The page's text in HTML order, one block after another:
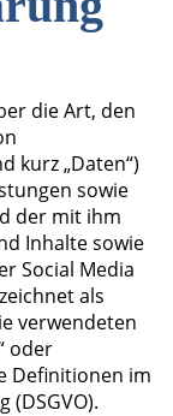
die Art, den
kurz „Daten“)
sowie
der mit ihm
Inhalte sowie
Social Media
als
verwendeten
oder
Definitionen im